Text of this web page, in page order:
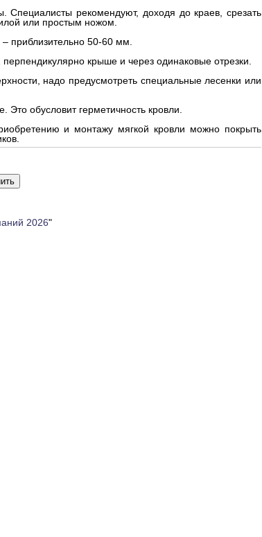
Специалисты рекомендуют, доходя до краев, срезать
или простым ножом.
приблизительно 50-60 мм.
крыше и через одинаковые отрезки.
надо предусмотреть специальные лесенки или
обусловит герметичность кровли.
и монтажу мягкой кровли можно покрыть
2026"